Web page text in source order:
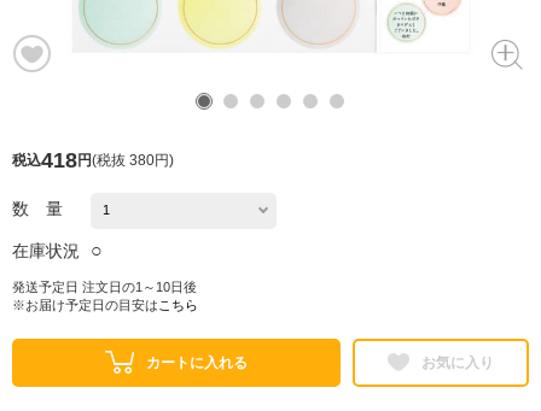
税込418円(税抜 380円)
数 量
在庫状況 ○
発送予定日 注文日の1～10日後
※お届け予定日の目安は こちら
カートに入れる お気に入り